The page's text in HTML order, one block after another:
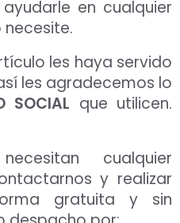
en cualquier
necesite.
les haya servido
les agradecemos lo
SOCIAL que utilicen.
cualquier
y realizar
gratuita y sin